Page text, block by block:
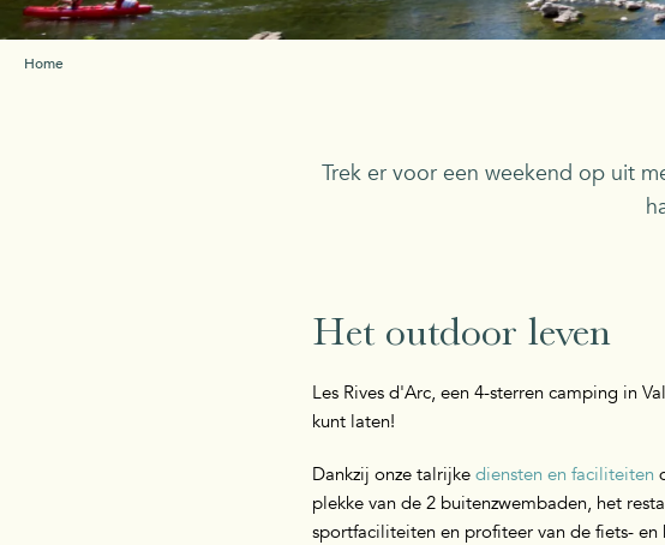
Home
Trek er voor een weekend op uit
Het outdoor leven
Les Rives d'Arc, een 4-sterren camping in
kunt laten!
Dankzij onze talrijke diensten en faciliteiten
plekke van de 2 buitenzwembaden, het
sportfaciliteiten en profiteer van de fiets-